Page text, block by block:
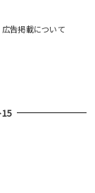
告掲載について